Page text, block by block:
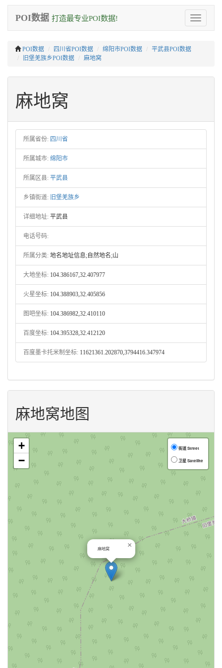
Toggle
navigation
POI数据 打造最专业POI数据!
POI数据 四川省POI数据 绵阳市POI数据
平武县POI数据
旧堡羌族乡POI数据
麻地窝
麻地窝
所属省份: 四川省
所属城市: 绵阳市
所属区县: 平武县
乡镇街道: 旧堡羌族乡
详细地址: 平武县
电话号码:
所属分类: 地名地址信息;自然地名;山
大地坐标: 104.386167,32.407977
火星坐标: 104.388903,32.405856
图吧坐标: 104.386982,32.410110
百度坐标: 104.395328,32.412120
百度墨卡托米制坐标: 11621361.202870,3794416.347974
麻地窝地图
麻地窝 ×
+
−
街道 Street
卫星 Satellite